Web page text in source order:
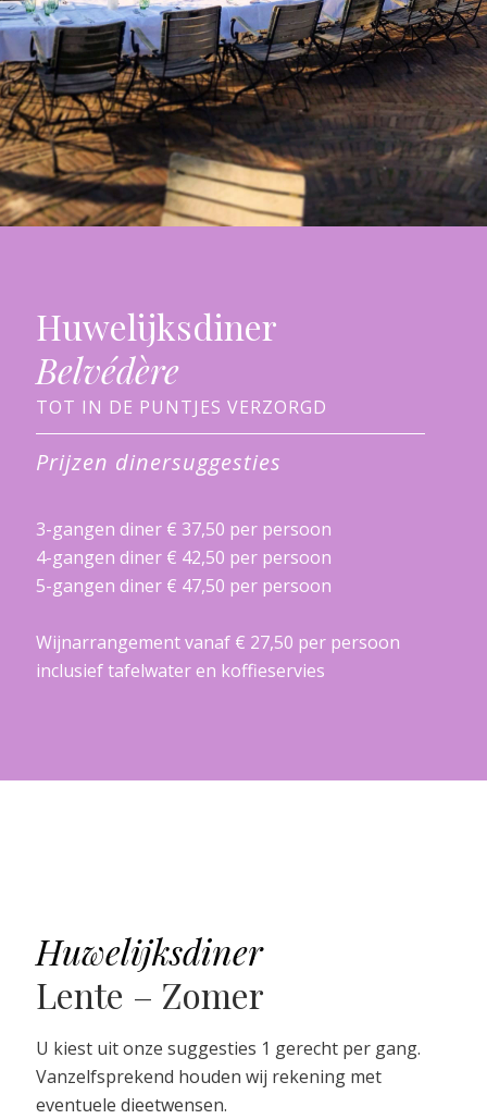
Huwelijksdiner
Belvédère
TOT IN DE PUNTJES VERZORGD
Prijzen dinersuggesties
3-gangen diner € 37,50 per persoon
4-gangen diner € 42,50 per persoon
5-gangen diner € 47,50 per persoon
Wijnarrangement vanaf € 27,50 per persoon
inclusief tafelwater en koffieservies
Huwelijksdiner
Lente – Zomer
U kiest uit onze suggesties 1 gerecht per gang.
Vanzelfsprekend houden wij rekening met
eventuele dieetwensen.